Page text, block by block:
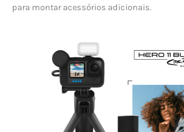
para montar acessórios adicionais.